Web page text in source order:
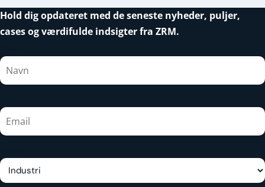
Hold dig opdateret med de seneste nyheder, puljer,
cases og værdifulde indsigter fra ZRM.